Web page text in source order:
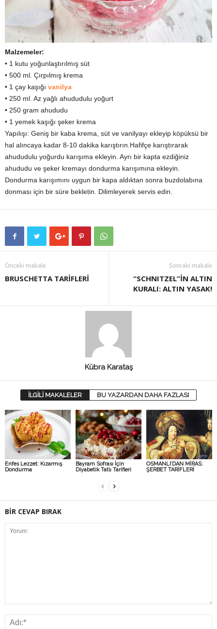
Malzemeler:
• 1 kutu yoğunlaştırılmış süt
• 500 ml. Çırpılmış krema
• 1 çay kaşığı vanilya
• 250 ml. Az yağlı ahududulu yoğurt
• 250 gram ahududu
• 1 yemek kaşığı şeker krema
Yapılışı: Geniş bir kaba krema, süt ve vanilyayı ekleyip köpüksü bir
hal alıncaya kadar 8-10 dakika karıştırın.Hafifçe karıştırarak
ahududulu yoğurdu karışıma ekleyin. Ayrı bir kapta ezdiğiniz
ahududu ve şeker kremayı dondurma karışımına ekleyin.
Dondurma karışımını uygun bir kapa aldıktan sonra buzdolabına
donması için bir süre bekletin. Dilimleyerek servis edin.
Önceki makale
BRUSCHETTA TARİFLERİ
Sonraki makale
“SCHNITZEL”İN ALTIN
KURALI: ALTIN YASAK!
Kübra Karataş
İLGİLİ MAKALELER BU YAZARDAN DAHA FAZLASI
Enfes Lezzet: Kızarmış
Dondurma
Bayram Sofrası İçin
Diyabetik Tatlı Tarifleri
OSMANLI’DAN MİRAS:
ŞERBET TARİFLERİ
BİR CEVAP BIRAK